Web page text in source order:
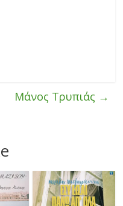
Μάνος Τρυπιάς →